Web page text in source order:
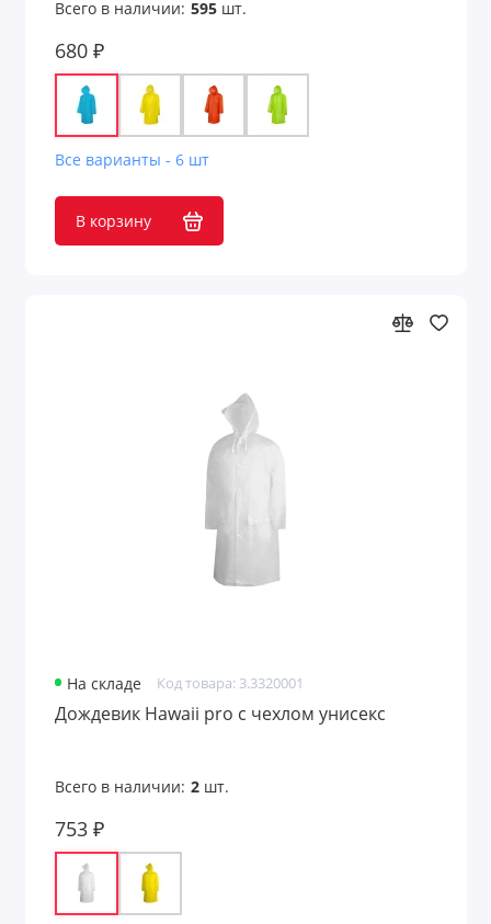
Всего в наличии: 595шт.
680 ₽
Все варианты - 6 шт
В корзину
На складе Код товара: 3.3320001
Дождевик Hawaii pro c чехлом унисекс
Всего в наличии: 2шт.
753 ₽